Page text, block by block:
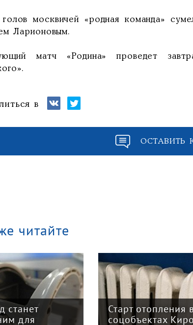
москвичей «родная команда»
Ларионовым.
матч «Родина» проведет
в
ОСТАВИТЬ
читайте
отопления в
Кирова
Закон о
реформе